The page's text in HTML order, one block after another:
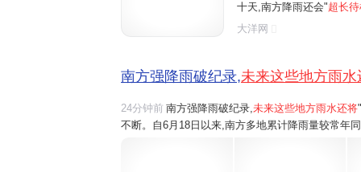
十天,南方降雨还会"超长
到江南中南部一带。 刚刚
大洋网
南方强降雨破纪录,未来这些地方雨水
24分钟前 南方强降雨破纪录, 未来这些地方雨水还将"
不断。自6月18日以来,南方多地累计降雨量较常年